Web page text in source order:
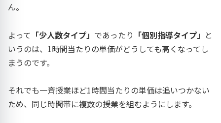
ん。
よって 「少人数タイプ」 であったり 「個別指導タイプ」 と
いうのは、1時間当たりの単価がどうしても高くなってし
まうのです。
それでも一斉授業ほど1時間当たりの単価は追いつかない
ため、同じ時間帯に複数の授業を組むようにします。